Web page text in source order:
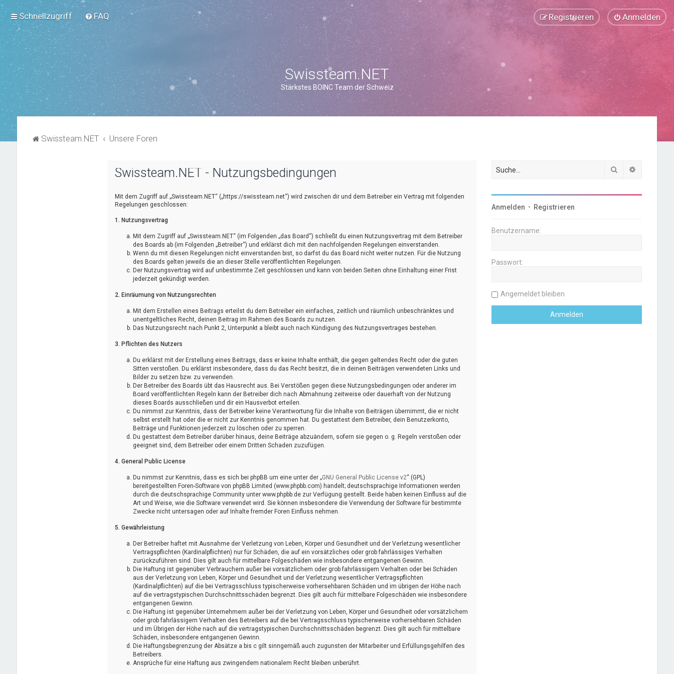
Schnellzugriff FAQ Anmelden
Registrieren
Swissteam.NET
Stärkstes BOINC Team der Schweiz
Swissteam.NET Unsere Foren
Swissteam.NET - Nutzungsbedingungen
Mit dem Zugriff auf „Swissteam.NET“ („https://swissteam.net“) wird zwischen dir und dem Betreiber ein Vertrag mit folgenden
Regelungen geschlossen:
1. Nutzungsvertrag
Mit dem Zugriff auf „Swissteam.NET“ (im Folgenden „das Board“) schließt du einen Nutzungsvertrag mit dem Betreiber
des Boards ab (im Folgenden „Betreiber“) und erklärst dich mit den nachfolgenden Regelungen einverstanden.
Wenn du mit diesen Regelungen nicht einverstanden bist, so darfst du das Board nicht weiter nutzen. Für die Nutzung
des Boards gelten jeweils die an dieser Stelle veröffentlichten Regelungen.
Der Nutzungsvertrag wird auf unbestimmte Zeit geschlossen und kann von beiden Seiten ohne Einhaltung einer Frist
jederzeit gekündigt werden.
2. Einräumung von Nutzungsrechten
Mit dem Erstellen eines Beitrags erteilst du dem Betreiber ein einfaches, zeitlich und räumlich unbeschränktes und
unentgeltliches Recht, deinen Beitrag im Rahmen des Boards zu nutzen.
Das Nutzungsrecht nach Punkt 2, Unterpunkt a bleibt auch nach Kündigung des Nutzungsvertrages bestehen.
3. Pflichten des Nutzers
Du erklärst mit der Erstellung eines Beitrags, dass er keine Inhalte enthält, die gegen geltendes Recht oder die guten
Sitten verstoßen. Du erklärst insbesondere, dass du das Recht besitzt, die in deinen Beiträgen verwendeten Links und
Bilder zu setzen bzw. zu verwenden.
Der Betreiber des Boards übt das Hausrecht aus. Bei Verstößen gegen diese Nutzungsbedingungen oder anderer im
Board veröffentlichten Regeln kann der Betreiber dich nach Abmahnung zeitweise oder dauerhaft von der Nutzung
dieses Boards ausschließen und dir ein Hausverbot erteilen.
Du nimmst zur Kenntnis, dass der Betreiber keine Verantwortung für die Inhalte von Beiträgen übernimmt, die er nicht
selbst erstellt hat oder die er nicht zur Kenntnis genommen hat. Du gestattest dem Betreiber, dein Benutzerkonto,
Beiträge und Funktionen jederzeit zu löschen oder zu sperren.
Du gestattest dem Betreiber darüber hinaus, deine Beiträge abzuändern, sofern sie gegen o. g. Regeln verstoßen oder
geeignet sind, dem Betreiber oder einem Dritten Schaden zuzufügen.
4. General Public License
Du nimmst zur Kenntnis, dass es sich bei phpBB um eine unter der „GNU General Public License v2“ (GPL)
bereitgestellten Foren-Software von phpBB Limited (www.phpbb.com) handelt; deutschsprachige Informationen werden
durch die deutschsprachige Community unter www.phpbb.de zur Verfügung gestellt. Beide haben keinen Einfluss auf die
Art und Weise, wie die Software verwendet wird. Sie können insbesondere die Verwendung der Software für bestimmte
Zwecke nicht untersagen oder auf Inhalte fremder Foren Einfluss nehmen.
5. Gewährleistung
Der Betreiber haftet mit Ausnahme der Verletzung von Leben, Körper und Gesundheit und der Verletzung wesentlicher
Vertragspflichten (Kardinalpflichten) nur für Schäden, die auf ein vorsätzliches oder grob fahrlässiges Verhalten
zurückzuführen sind. Dies gilt auch für mittelbare Folgeschäden wie insbesondere entgangenen Gewinn.
Die Haftung ist gegenüber Verbrauchern außer bei vorsätzlichem oder grob fahrlässigem Verhalten oder bei Schäden
aus der Verletzung von Leben, Körper und Gesundheit und der Verletzung wesentlicher Vertragspflichten
(Kardinalpflichten) auf die bei Vertragsschluss typischerweise vorhersehbaren Schäden und im übrigen der Höhe nach
auf die vertragstypischen Durchschnittsschäden begrenzt. Dies gilt auch für mittelbare Folgeschäden wie insbesondere
entgangenen Gewinn.
Die Haftung ist gegenüber Unternehmern außer bei der Verletzung von Leben, Körper und Gesundheit oder vorsätzlichem
oder grob fahrlässigem Verhalten des Betreibers auf die bei Vertragsschluss typischerweise vorhersehbaren Schäden
und im Übrigen der Höhe nach auf die vertragstypischen Durchschnittsschäden begrenzt. Dies gilt auch für mittelbare
Schäden, insbesondere entgangenen Gewinn.
Die Haftungsbegrenzung der Absätze a bis c gilt sinngemäß auch zugunsten der Mitarbeiter und Erfüllungsgehilfen des
Betreibers.
Ansprüche für eine Haftung aus zwingendem nationalem Recht bleiben unberührt.
Suche
Anmelden • Registrieren
Benutzername:
Passwort:
Angemeldet bleiben